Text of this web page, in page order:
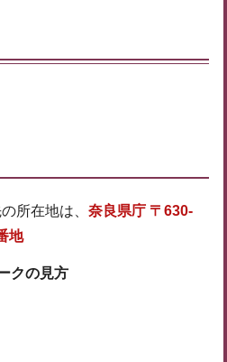
所在地は、 奈良県庁 〒630-
地
クの見方